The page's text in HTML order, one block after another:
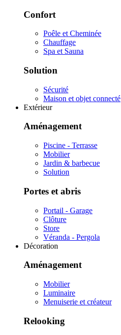
Confort
Poêle et Cheminée
Chauffage
Spa et Sauna
Solution
Sécurité
Maison et objet connecté
Extérieur
Aménagement
Piscine - Terrasse
Mobilier
Jardin & barbecue
Solution
Portes et abris
Portail - Garage
Clôture
Store
Véranda - Pergola
Décoration
Aménagement
Mobilier
Luminaire
Menuiserie et créateur
Relooking